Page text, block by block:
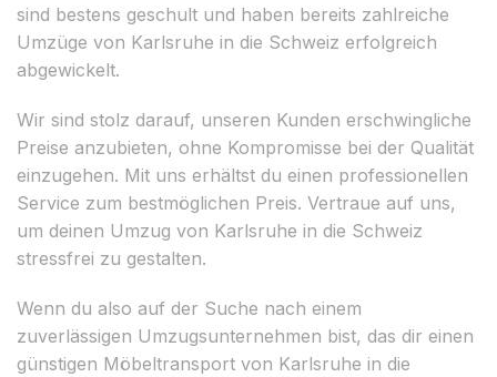
sind bestens geschult und haben bereits zahlreiche
Umzüge von Karlsruhe in die Schweiz erfolgreich
abgewickelt.
Wir sind stolz darauf, unseren Kunden erschwingliche
Preise anzubieten, ohne Kompromisse bei der Qualität
einzugehen. Mit uns erhältst du einen professionellen
Service zum bestmöglichen Preis. Vertraue auf uns,
um deinen Umzug von Karlsruhe in die Schweiz
stressfrei zu gestalten.
Wenn du also auf der Suche nach einem
zuverlässigen Umzugsunternehmen bist, das dir einen
günstigen Möbeltransport von Karlsruhe in die